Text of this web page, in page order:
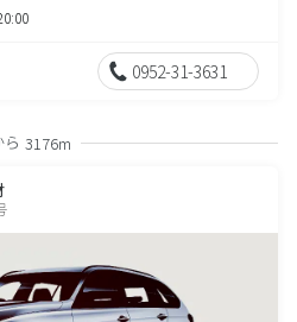
0952-31-3631
3176m